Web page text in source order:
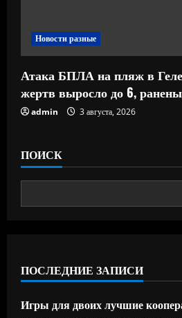
Новости разные
Атака БПЛА на пляж в
жертв выросло до 6,
admin 3 августа, 2026
ПОИСК
ПОСЛЕДНИЕ ЗАПИСИ
Игры для двоих лучшие